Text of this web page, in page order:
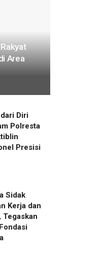
Area
Diri
Polresta
Presisi
Sidak
Kerja dan
Tegaskan